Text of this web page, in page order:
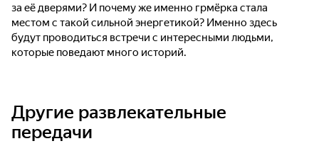
за её дверями? И почему же именно грмёрка стала
местом с такой сильной энергетикой? Именно здесь
будут проводиться встречи с интересными людьми,
которые поведают много историй.
Другие развлекательные
передачи